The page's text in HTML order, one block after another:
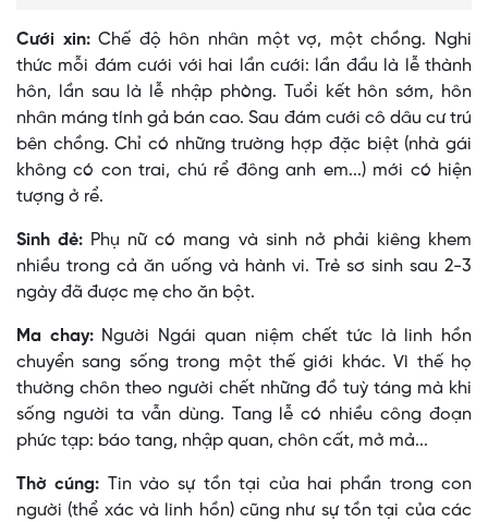
Cưới xin:Chế độ hôn nhân một vợ, một chồng. Nghi
thức mỗi đám cưới với hai lần cưới: lần đầu là lễ thành
hôn, lần sau là lễ nhập phòng. Tuổi kết hôn sớm, hôn
nhân máng tính gả bán cao. Sau đám cưới cô dâu cư trú
bên chồng. Chỉ có những trường hợp đặc biệt (nhà gái
không có con trai, chú rể đông anh em...) mới có hiện
tượng ở rể.
Sinh đẻ: Phụ nữ có mang và sinh nở phải kiêng khem
nhiều trong cả ăn uống và hành vi. Trẻ sơ sinh sau 2-3
ngày đã được mẹ cho ăn bột.
Ma chay:Người Ngái quan niệm chết tức là linh hồn
chuyển sang sống trong một thế giới khác. Vì thế họ
thường chôn theo người chết những đồ tuỳ táng mà khi
sống người ta vẫn dùng. Tang lễ có nhiều công đoạn
phức tạp: báo tang, nhập quan, chôn cất, mở mả...
Thờ cúng: Tin vào sự tồn tại của hai phần trong con
người (thể xác và linh hồn) cũng như sự tồn tại của các